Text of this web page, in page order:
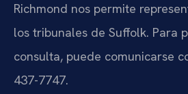
Richmond nos permite
los tribunales de Suffolk. Para
consulta, puede comunicarse
437-7747.